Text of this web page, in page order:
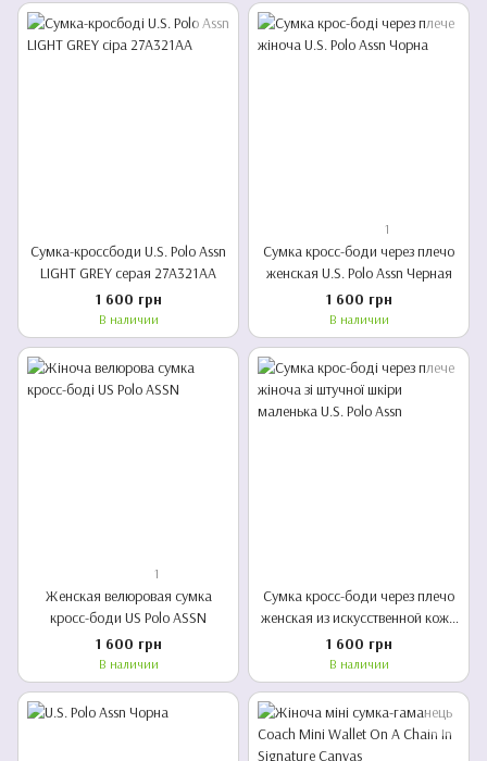
Сумка-кроссбоди U.S. Polo Assn
LIGHT GREY серая 27A321AA
1 600 грн
В наличии
1
Сумка кросс-боди через плечо
женская U.S. Polo Assn Черная
1 600 грн
В наличии
1
Женская велюровая сумка
кросс-боди US Polo ASSN
1 600 грн
В наличии
Сумка кросс-боди через плечо
женская из искусственной кожи
маленькая U.S. Polo Assn
1 600 грн
В наличии